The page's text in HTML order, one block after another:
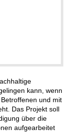
kann, wenn
und mit
Das Projekt soll
über die
aufgearbeitet